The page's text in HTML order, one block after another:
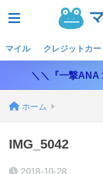
マイル クレジットカー
＼＼『一撃ANA
ホーム
IMG_5042
2018-10-28